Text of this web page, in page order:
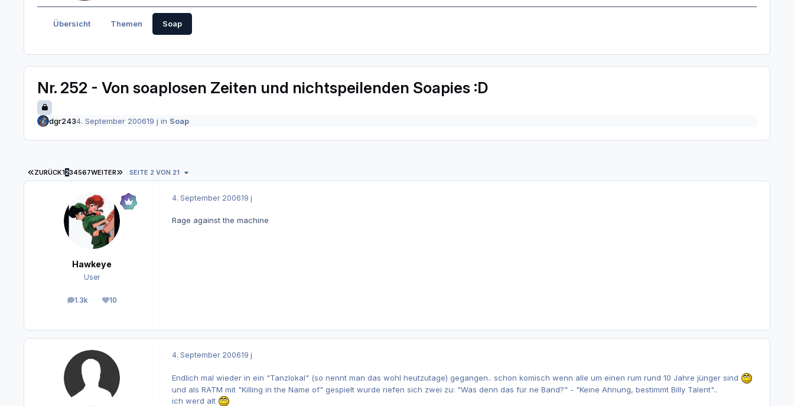
Übersicht Themen Soap
Nr. 252 - Von soaplosen Zeiten und nichtspeilenden Soapies :D
dgr2434. September 200619 j in Soap
ERSTE SEITE
ZURÜCK1234567WEITER LETZTE SEITE
SEITE 2 VON 21
Hawkeye
User
1.3k
Beiträge 10
Reputation
4. September 200619 j
Rage against the machine
4. September 200619 j
Endlich mal wieder in ein "Tanzlokal" (so nennt man das wohl heutzutage) gegangen.. schon komisch wenn alle um einen rum rund 10 Jahre jünger sind
und als RATM mit "Killing in the Name of" gespielt wurde riefen sich zwei zu: "Was denn das für ne Band?" - "Keine Ahnung, bestimmt Billy Talent"..
ich werd alt